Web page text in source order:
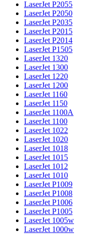
LaserJet P2055
LaserJet P2050
LaserJet P2035
LaserJet P2015
LaserJet P2014
LaserJet P1505
LaserJet 1320
LaserJet 1300
LaserJet 1220
LaserJet 1200
LaserJet 1160
LaserJet 1150
LaserJet 1100A
LaserJet 1100
LaserJet 1022
LaserJet 1020
LaserJet 1018
LaserJet 1015
LaserJet 1012
LaserJet 1010
LaserJet P1009
LaserJet P1008
LaserJet P1006
LaserJet P1005
LaserJet 1005w
LaserJet 1000w